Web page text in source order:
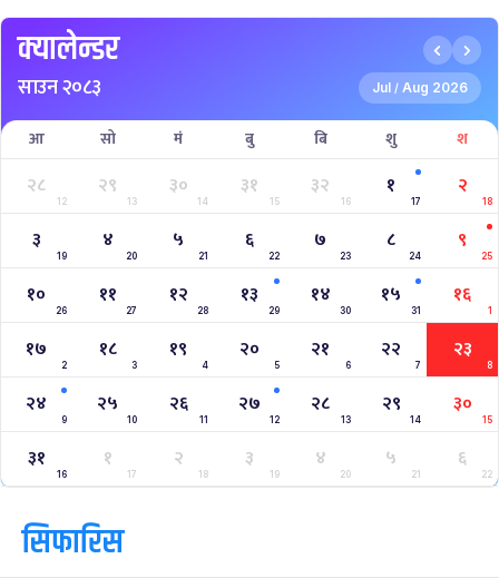
क्यालेन्डर
साउन २०८३ Jul / Aug 2026
आ सो मं बु बि शु श
२८
12
२९
13
३०
14
३१
15
३२
16
१
17
२
18
३
19
४
20
५
21
६
22
७
23
८
24
९
25
१०
26
११
27
१२
28
१३
29
१४
30
१५
31
१६
1
१७
2
१८
3
१९
4
२०
5
२१
6
२२
7
२३
8
२४
9
२५
10
२६
11
२७
12
२८
13
२९
14
३०
15
३१
16
१
17
२
18
३
19
४
20
५
21
६
22
सिफारिस